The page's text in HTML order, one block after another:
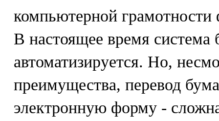
компьютерной
В настоящее время система
автоматизируется. Но,
преимущества, перевод
электронную форму -